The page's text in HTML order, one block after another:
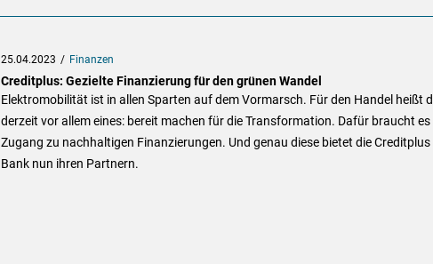
25.04.2023 Finanzen
Creditplus: Gezielte Finanzierung für den grünen Wandel
Elektromobilität ist in allen Sparten auf dem Vormarsch. Für den Handel heißt
derzeit vor allem eines: bereit machen für die Transformation. Dafür braucht es
Zugang zu nachhaltigen Finanzierungen. Und genau diese bietet die Creditplus
Bank nun ihren Partnern.